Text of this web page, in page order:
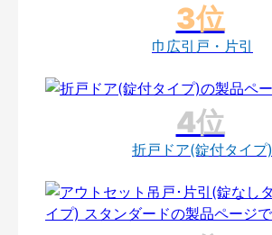
巾広引戸・片引
折戸ドア(錠付タイプ)